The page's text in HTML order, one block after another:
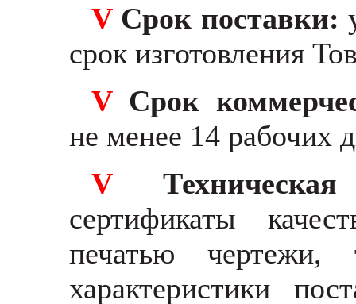
V Срок поставки:
срок изготовления
V Срок
не менее 14 рабочих
V
сертификаты
печатью чертежи,
характеристики